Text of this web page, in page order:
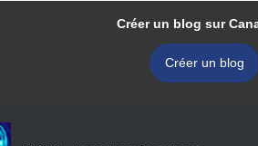
Créer un blog sur
Créer un blog